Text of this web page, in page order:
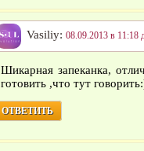
Vasiliy: 08.09.2013 в 11:18
Шикарная запеканка,
готовить ,что тут
ОТВЕТИТЬ